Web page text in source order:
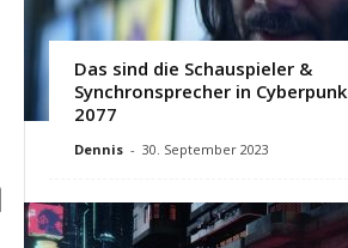
Das sind die Schauspieler &
Synchronsprecher in Cyberpunk
2077
Dennis - 30. September 2023